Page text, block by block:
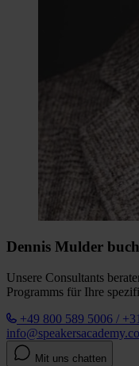
Dennis Mulder
Unsere Consultants
Programms für Ihre
+49 800 589 5006 /
Mit uns chatten